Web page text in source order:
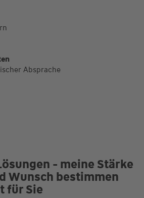
Absprache
Absprache
- meine Stärke
Wunsch bestimmen
für Sie